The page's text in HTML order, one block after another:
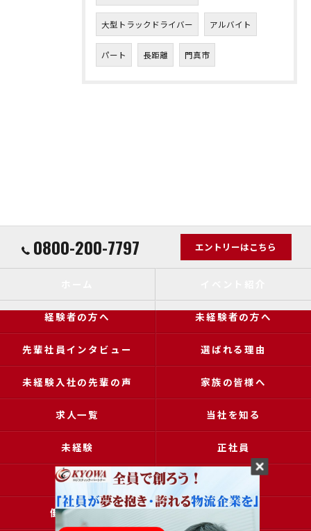
大型トラックドライバー アルバイト
パート 長距離 門真市
0800-200-7797 エントリーはこちら
経験者の方へ 未経験者の方へ
先輩社員インタビュー 選ばれる理由
未経験入社の先輩の声 家族の皆様へ
求人一覧 当社を知る
未経験 正社員
高収入
働きやすい アクセス